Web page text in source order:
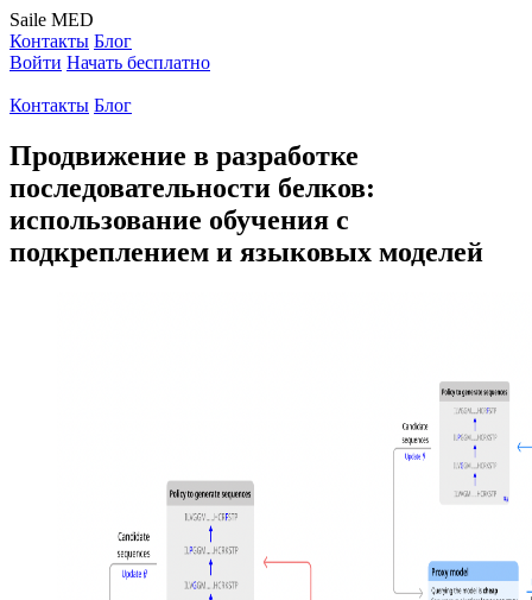
Saile MED
Контакты Блог
Войти Начать бесплатно
Контакты Блог
Продвижение в разработке
последовательности белков:
использование обучения с
подкреплением и языковых моделей